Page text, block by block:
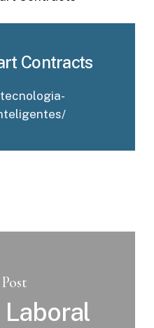
Contracts